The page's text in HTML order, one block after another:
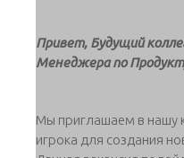
Привет, Будущий
Менеджера по
Мы приглашаем в нашу
игрока для создания